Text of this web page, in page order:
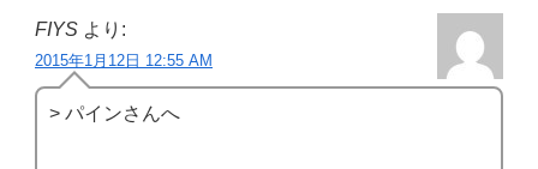
FIYS より:
2015年1月12日 12:55 AM
> パインさんへ